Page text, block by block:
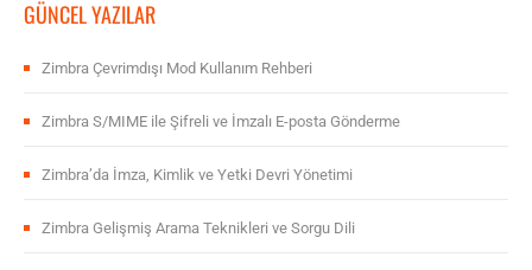
GÜNCEL YAZILAR
Zimbra Çevrimdışı Mod Kullanım Rehberi
Zimbra S/MIME ile Şifreli ve İmzalı E-posta Gönderme
Zimbra’da İmza, Kimlik ve Yetki Devri Yönetimi
Zimbra Gelişmiş Arama Teknikleri ve Sorgu Dili